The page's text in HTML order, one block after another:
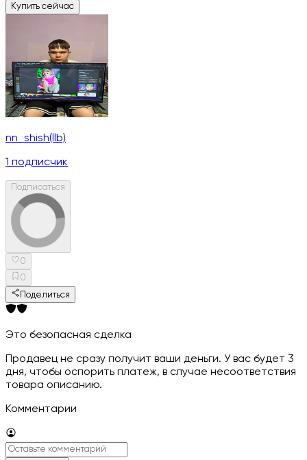
Купить сейчас
nn_shish(llb)
1 подписчик
Подписаться
0
0
Поделиться
Это безопасная сделка
Продавец не сразу получит ваши деньги. У вас будет 3
дня, чтобы оспорить платеж, в случае несоответствия
товара описанию.
Комментарии